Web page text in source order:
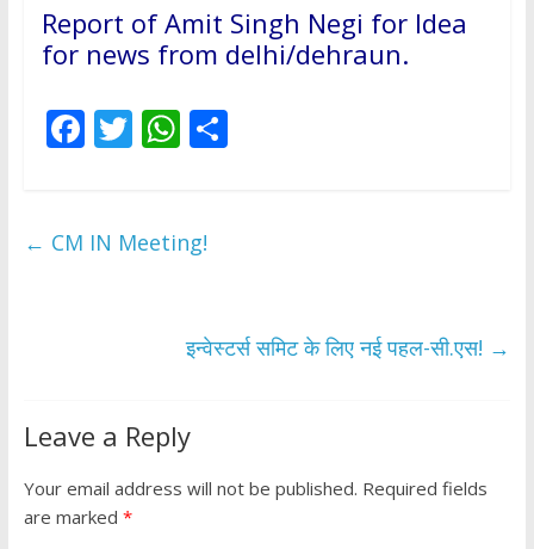
Report of Amit Singh Negi for Idea
for news from delhi/dehraun.
F
b
T
er
W
s
p
S
← CM IN Meeting!
इन्वेस्टर्स समिट के लिए नई पहल-सी.एस! →
Leave a Reply
Your email address will not be published. Required fields
are marked *